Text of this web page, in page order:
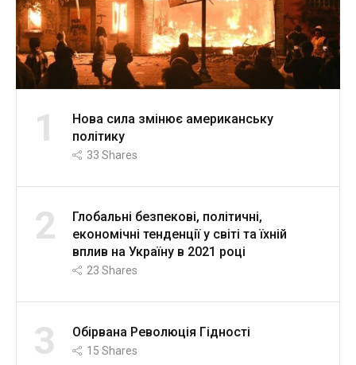
1
Нова сила змінює американську
політику
33 Shares
2
Глобальні безпекові, політичні,
економічні тенденції у світі та їхній
вплив на Україну в 2021 році
23 Shares
3 Обірвана Революція Гідності
15 Shares